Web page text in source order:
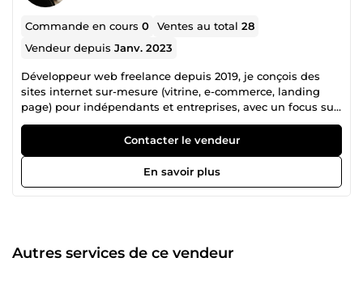
Commande en cours0 Ventes au total28
Vendeur depuisJanv. 2023
Développeur web freelance depuis 2019, je conçois des
sites internet sur-mesure (vitrine, e-commerce, landing
page) pour indépendants et entreprises, avec un focus sur
la performance, le responsive et le référencement naturel
(SEO). Stack principale : WordPress et React / Next.js selon
le projet. Mais je ne m'arrête pas au site : je touche à tout
ce qui fait grandir votre présence en ligne. Un seul
interlocuteur pour : La création de sites internet sur-
mensuelles, prêtes à envoyer L'automatisation de vos
tâches (Make, Zapier, IA) L'audit SEO complet de votre site,
Contacter le vendeur
En savoir plus
Autres services de ce vendeur